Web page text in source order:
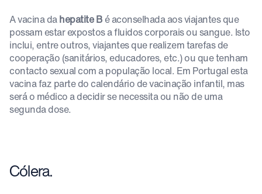
A vacina dahepatite Bé aconselhada aos viajantes que
possam estar expostos a fluidos corporais ou sangue. Isto
inclui, entre outros, viajantes que realizem tarefas de
cooperação (sanitários, educadores, etc.) ou que tenham
contacto sexual com a população local. Em Portugal esta
vacina faz parte do calendário de vacinação infantil, mas
será o médico a decidir se necessita ou não de uma
segunda dose.
Cólera.